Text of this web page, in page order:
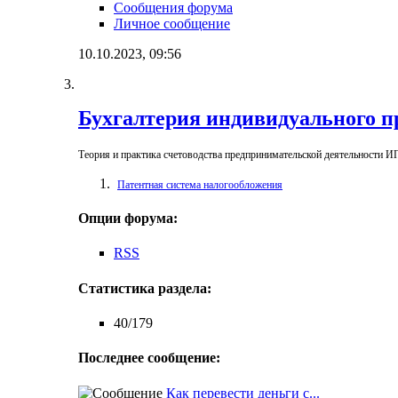
Сообщения форума
Личное сообщение
10.10.2023, 09:56
Бухгалтерия индивидуального
Теория и практика счетоводства предпринимательской деятельности
Патентная система налогообложения
Опции форума:
RSS
Статистика раздела:
40/179
Последнее сообщение:
Как перевести деньги с...